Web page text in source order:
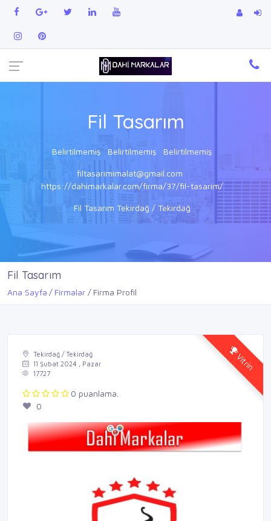
Fil Tasarım
Belirtilmemiş Belirtilmemiş Belirtilmemiş
filtasarimimalat@gmail.com
https://dahimarkalar.com/firma/37/fil-tasarim/
Fil Tasarım Tekirdağ / Tekirdağ
Fil Tasarım
Ana Sayfa Firmalar Firma Profil
Vitrin
Tekirdağ / Tekirdağ
11 Şubat 2024 , Pazar
17727
0 puanlama.
0